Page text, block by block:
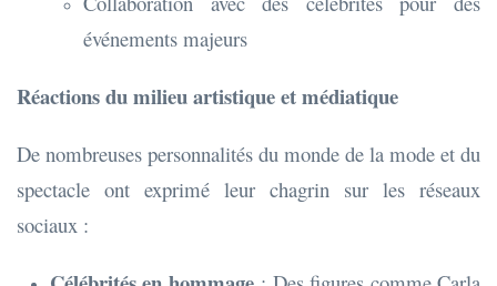
événements majeurs
Réactions du milieu artistique et médiatique
De nombreuses personnalités du monde de la mode et du
spectacle ont exprimé leur chagrin sur les réseaux
sociaux :